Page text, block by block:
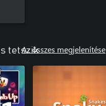
tetszik
Az összes megjelenítése